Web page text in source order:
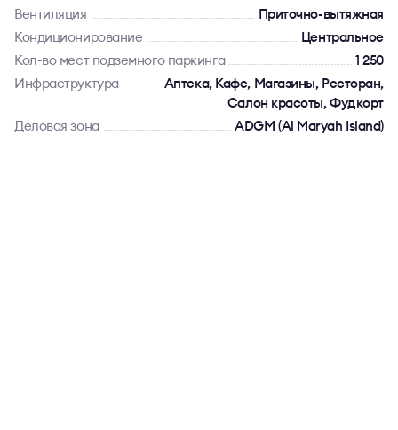
Вентиляция
Приточно-вытяжная
Кондиционирование
Центральное
Кол-во мест подземного паркинга
1 250
Инфраструктура
Аптека, Кафе, Магазины, Ресторан,
Салон красоты, Фудкорт
Деловая зона
ADGM (Al Maryah Island)